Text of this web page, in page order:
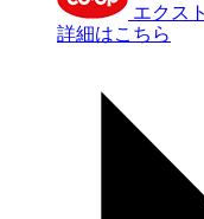
エクス
詳細はこちら